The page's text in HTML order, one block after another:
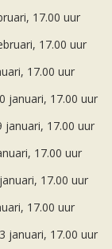
17.00 uur
17.00 uur
17.00 uur
januari, 17.00 uur
januari, 17.00 uur
17.00 uur
17.00 uur
17.00 uur
januari, 17.00 uur